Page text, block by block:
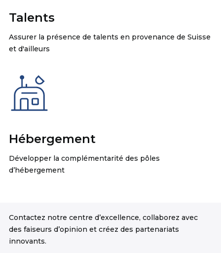
Talents
Assurer la présence de talents en provenance de Suisse
et d'ailleurs
Hébergement
Développer la complémentarité des pôles
d’hébergement
Contactez notre centre d’excellence, collaborez avec
des faiseurs d’opinion et créez des partenariats
innovants.